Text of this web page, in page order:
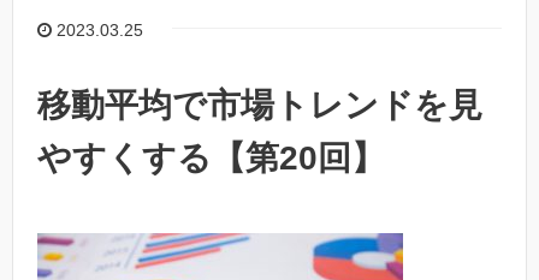
2023.03.25
移動平均で市場トレンドを見
やすくする【第20回】